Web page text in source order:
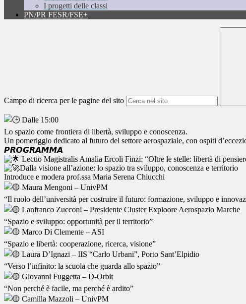
I progetti delle classi
PN/PR FESR/FSE+
Campo di ricerca per le pagine del sito
Dalle 15:00
Lo spazio come frontiera di libertà, sviluppo e conoscenza.
Un pomeriggio dedicato al futuro del settore aerospaziale, con ospiti
𝙋𝙍𝙊𝙂𝙍𝘼𝙈𝙈𝘼
Lectio Magistralis Amalia Ercoli Finzi: “Oltre le stelle: libertà di
Dalla visione all’azione: lo spazio tra sviluppo, conoscenza e territorio
Introduce e modera prof.ssa Maria Serena Chiucchi
Maura Mengoni – UnivPM
“Il ruolo dell’università per costruire il futuro: formazione, sviluppo e
Lanfranco Zucconi – Presidente Cluster Exploore Aerospazio Marche
“Spazio e sviluppo: opportunità per il territorio”
Marco Di Clemente – ASI
“Spazio e libertà: cooperazione, ricerca, visione”
Laura D’Ignazi – IIS “Carlo Urbani”, Porto Sant’Elpidio
“Verso l’infinito: la scuola che guarda allo spazio”
Giovanni Fuggetta – D-Orbit
“Non perché è facile, ma perché è ardito”
Camilla Mazzoli – UnivPM